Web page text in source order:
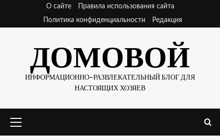
content
О сайте
Правила использования сайта
Политика конфиденциальности
Редакция
ДОМОВОЙ
ИНФОРМАЦИОННО-РАЗВЛЕКАТЕЛЬНЫЙ БЛОГ ДЛЯ
НАСТОЯЩИХ ХОЗЯЕВ
Menu